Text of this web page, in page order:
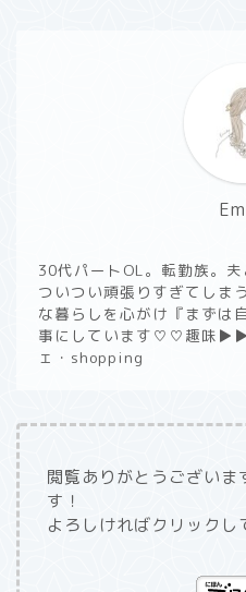
30代パートOL。転勤族。夫
ついつい頑張りすぎてしま
な暮らしを心がけ『まずは
事にしています♡♡趣味▶︎▶︎
ェ・shopping
閲覧ありがとうござい
す！
よろしければクリック